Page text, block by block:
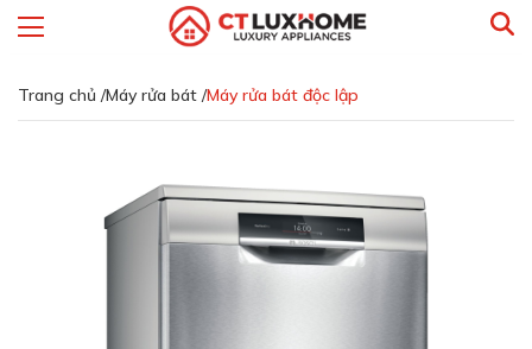
Trang chủ /Máy rửa bát /Máy rửa bát độc lập